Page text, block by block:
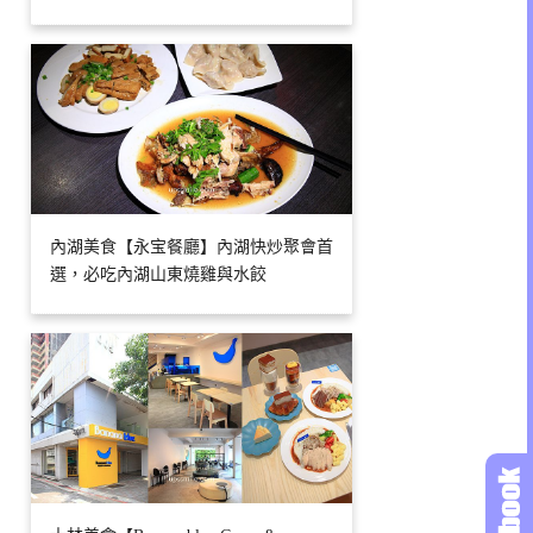
內湖美食【永宝餐廳】內湖快炒聚會首
選，必吃內湖山東燒雞與水餃